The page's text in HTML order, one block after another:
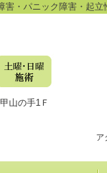
・パニック障害・起
山の手1Ｆ
ア